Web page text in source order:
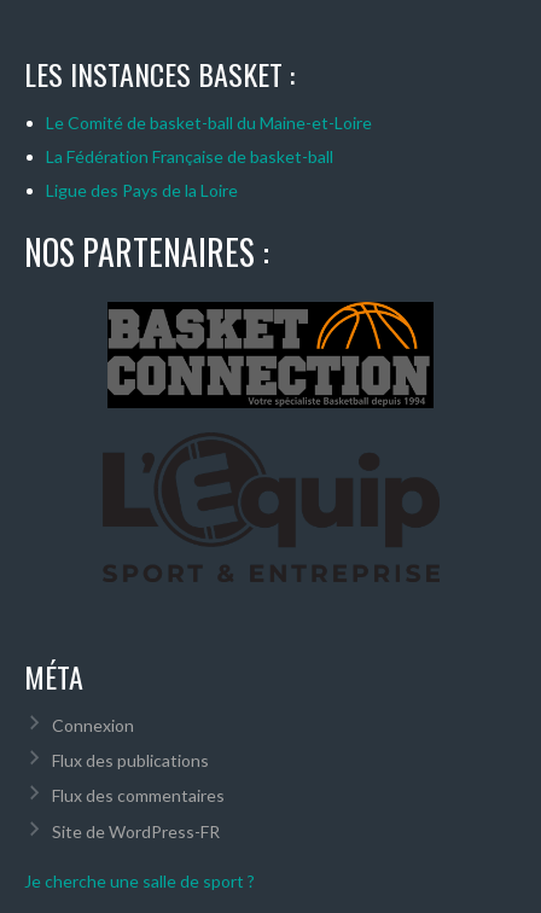
LES INSTANCES BASKET :
Le Comité de basket-ball du Maine-et-Loire
La Fédération Française de basket-ball
Ligue des Pays de la Loire
NOS PARTENAIRES :
MÉTA
Connexion
Flux des publications
Flux des commentaires
Site de WordPress-FR
Je cherche une salle de sport ?